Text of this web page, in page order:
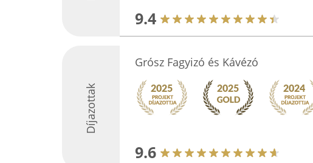
9.4
Díjazottak
Grósz Fagyizó és Kávézó
9.6